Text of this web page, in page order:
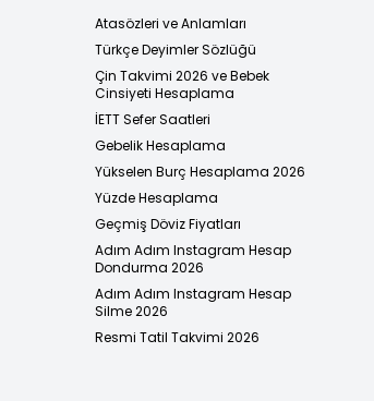
Atasözleri ve Anlamları
Türkçe Deyimler Sözlüğü
Çin Takvimi 2026 ve Bebek
Cinsiyeti Hesaplama
İETT Sefer Saatleri
Gebelik Hesaplama
Yükselen Burç Hesaplama 2026
Yüzde Hesaplama
Geçmiş Döviz Fiyatları
Adım Adım Instagram Hesap
Dondurma 2026
Adım Adım Instagram Hesap
Silme 2026
Resmi Tatil Takvimi 2026